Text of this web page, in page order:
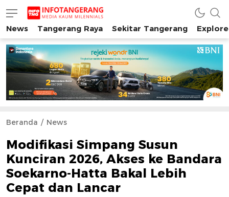
INFO TANGERANG
Media Kaum Millenials Tangerang Raya
News Tangerang Raya Sekitar Tangerang
Beranda News
Modifikasi Simpang Susun
Kunciran 2026, Akses ke Bandara
Soekarno-Hatta Bakal Lebih
Cepat dan Lancar